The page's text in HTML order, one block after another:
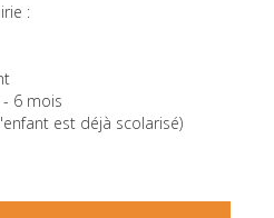
:
6 mois
est déjà scolarisé)